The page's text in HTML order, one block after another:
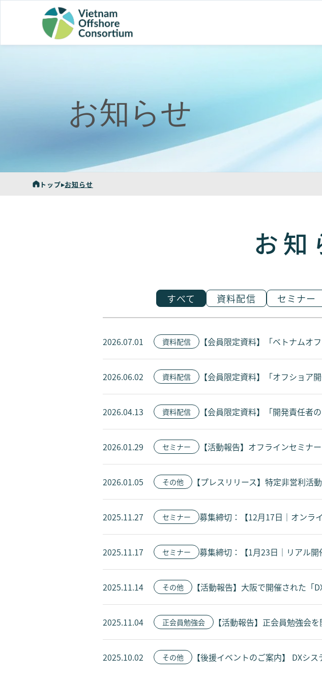
お知らせ
トップ▸お知らせ
お知
すべて 資料配信 セミナー
2026.07.01 資料配信 【会員限定資料】「ベトナムオ
2026.06.02 資料配信 【会員限定資料】「オフショア
2026.04.13 資料配信 【会員限定資料】「開発責任者
2026.01.29 セミナー 【活動報告】オフラインセミナ
2026.01.05 その他 【プレスリリース】特定非営利活
2025.11.27 セミナー 募集締切：【12月17日｜オンラ
2025.11.17 セミナー 募集締切：【1月23日｜リアル
2025.11.14 その他 【活動報告】大阪で開催された「
2025.11.04 正会員勉強会 【活動報告】正会員勉強会を
2025.10.02 その他 【後援イベントのご案内】 DXシ